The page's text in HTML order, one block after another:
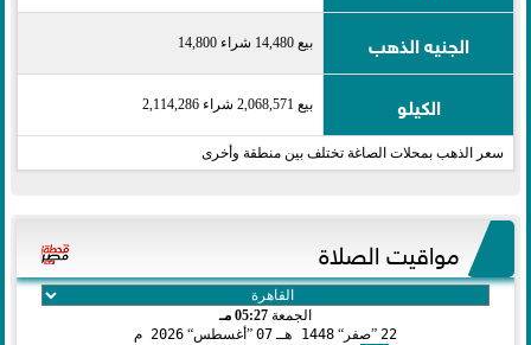
الجنيه الذهب بيع 14,480 شراء 14,800
الكيلو بيع 2,068,571 شراء 2,114,286
سعر الذهب بمحلات الصاغة تختلف بين منطقة وأخرى
مواقيت الصلاة
الجمعة 05:27 مـ
22 صفر 1448 هـ 07 أغسطس 2026 م